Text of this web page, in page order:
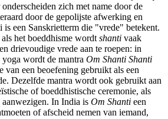
zich met name door de
door de gepolijste afwerking en
is een Sanskrietterm die "vrede" betekent.
het boeddhisme wordtshanti vaak
drievoudige vrede aan te roepen: in
wordt de mantra Om Shanti Shanti
van een beoefening gebruikt als een
Dezelfde mantra wordt ook gebruikt aan
of boeddhistische ceremonie, als
In India is Om Shanti een
of afscheid nemen van iemand,